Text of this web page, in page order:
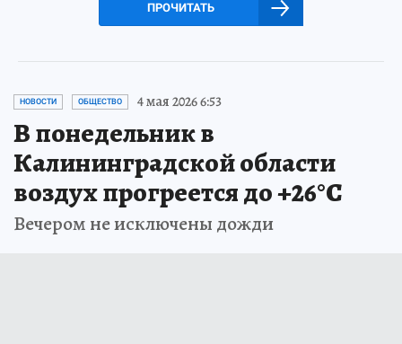
ПРОЧИТАТЬ
НОВОСТИ ОБЩЕСТВО 4 мая 2026 6:53
В понедельник в
Калининградской области
воздух прогреется до +26°С
Вечером не исключены дожди